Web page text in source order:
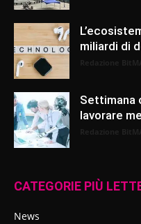
miliardi di
Settimana
lavorare
CATEGORIE PIÙ
News